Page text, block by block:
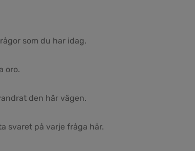
som du har idag.
oro.
den här vägen.
svaret på varje fråga här.